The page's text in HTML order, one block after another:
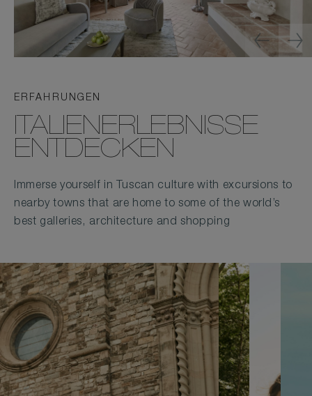
ERFAHRUNGEN
ITALIENERLEBNISSE
ENTDECKEN
Immerse yourself in Tuscan culture with excursions to
nearby towns that are home to some of the world’s
best galleries, architecture and shopping